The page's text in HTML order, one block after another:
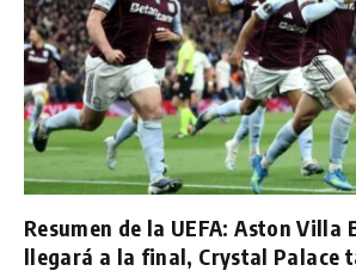
Resumen de la UEFA: Aston Villa
llegará a la final, Crystal Palace